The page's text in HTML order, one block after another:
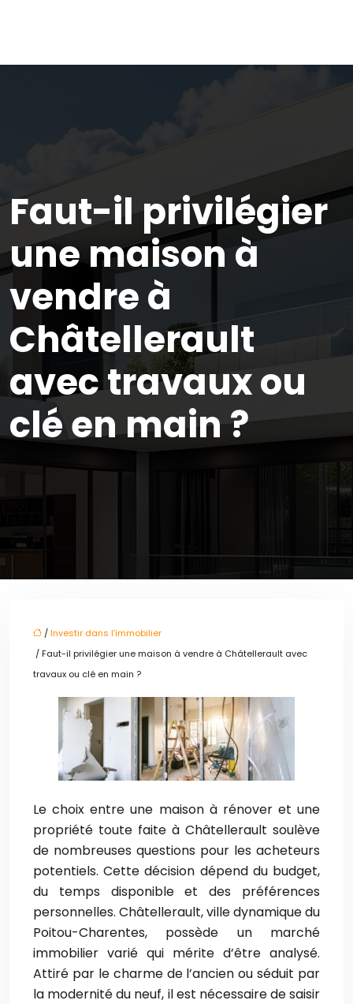
Faut-il privilégier
une maison à
vendre à
Châtellerault
avec travaux ou
clé en main ?
/Investir dans l’immobilier
/ Faut-il privilégier une maison à vendre à Châtellerault avec
travaux ou clé en main ?
Le choix entre une maison à rénover et une
propriété toute faite à Châtellerault soulève
de nombreuses questions pour les acheteurs
potentiels. Cette décision dépend du budget,
du temps disponible et des préférences
personnelles. Châtellerault, ville dynamique du
Poitou-Charentes, possède un marché
immobilier varié qui mérite d’être analysé.
Attiré par le charme de l’ancien ou séduit par
la modernité du neuf, il est nécessaire de saisir